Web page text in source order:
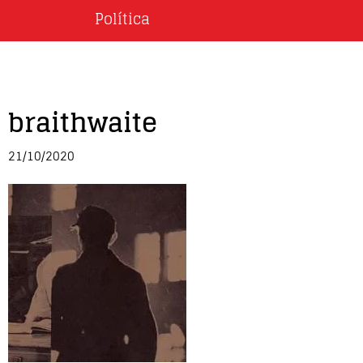
Política
braithwaite
21/10/2020